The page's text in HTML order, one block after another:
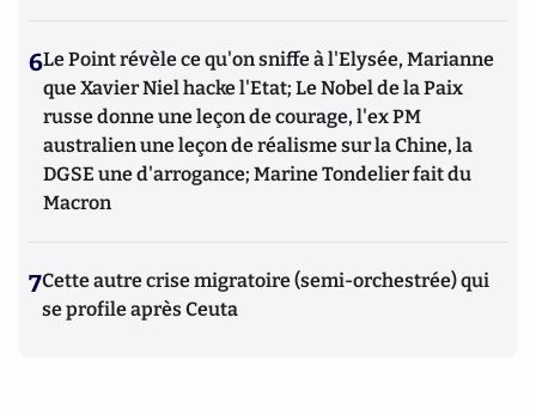
6Le Point révèle ce qu'on sniffe à l'Elysée, Marianne
que Xavier Niel hacke l'Etat; Le Nobel de la Paix
russe donne une leçon de courage, l'ex PM
australien une leçon de réalisme sur la Chine, la
DGSE une d'arrogance; Marine Tondelier fait du
Macron
7Cette autre crise migratoire (semi-orchestrée) qui
se profile après Ceuta